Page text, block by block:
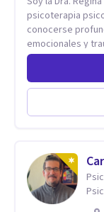
psicoterapia
conocerse
emocionales y
trabajado en
Psiquiátrico San
Bernardino,
Integración
en comunidades